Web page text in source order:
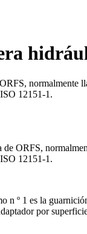
normalmente
12151-1.
ORFS,
12151-1.
n º 1 es la
por